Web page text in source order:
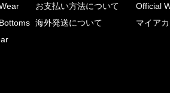
お支払い方法について
海外発送について
Official
マイア